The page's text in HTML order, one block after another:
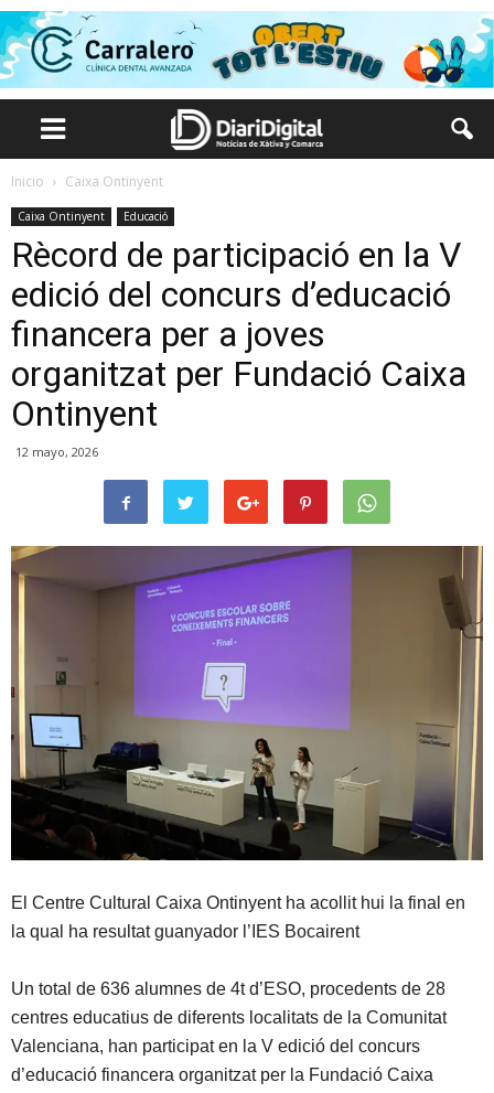
Inicio Caixa Ontinyent
Caixa Ontinyent Educació
Rècord de participació en la V
edició del concurs d’educació
financera per a joves
organitzat per Fundació Caixa
Ontinyent
12 mayo, 2026
El Centre Cultural Caixa Ontinyent ha acollit hui la final en
la qual ha resultat guanyador l’IES Bocairent
Un total de 636 alumnes de 4t d’ESO, procedents de 28
centres educatius de diferents localitats de la Comunitat
Valenciana, han participat en la V edició del concurs
d’educació financera organitzat per la Fundació Caixa